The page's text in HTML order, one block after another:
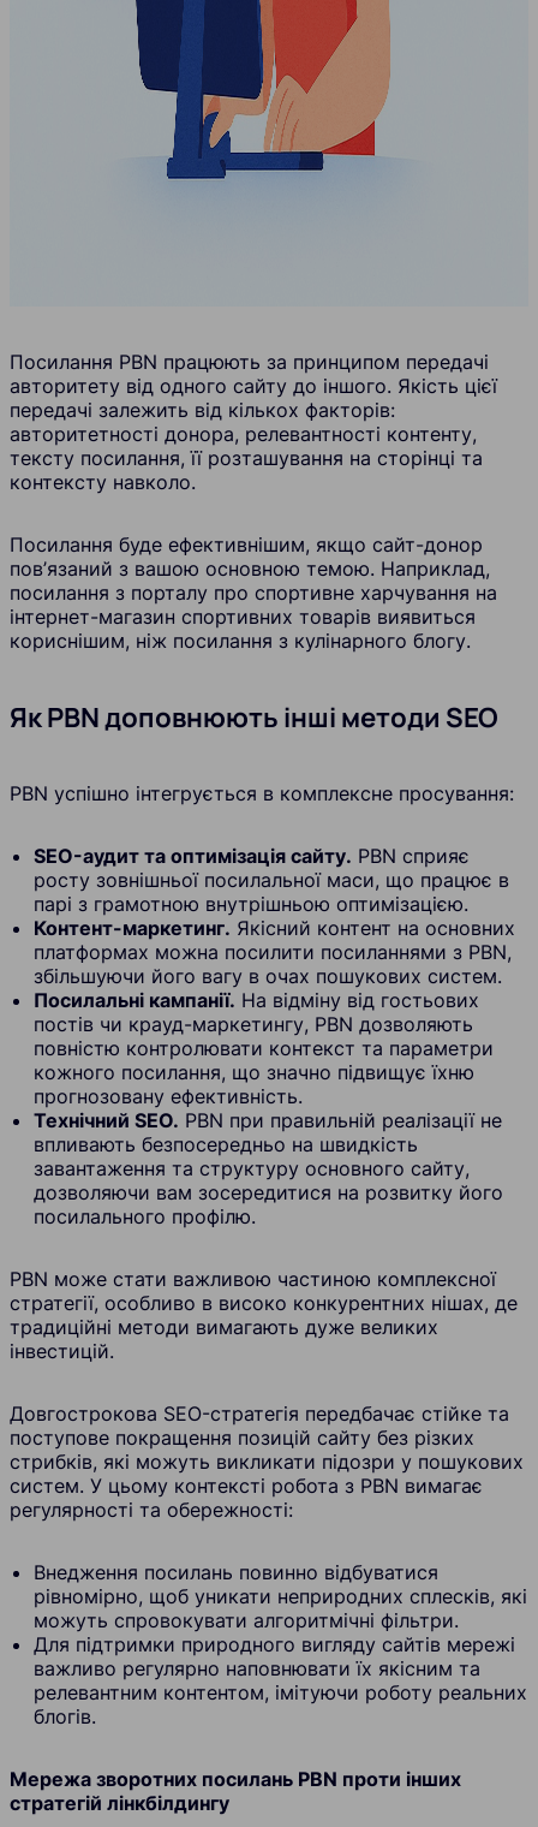
Посилання PBN працюють за принципом передачі
авторитету від одного сайту до іншого. Якість цієї
передачі залежить від кількох факторів:
авторитетності донора, релевантності контенту,
тексту посилання, її розташування на сторінці та
контексту навколо.
Посилання буде ефективнішим, якщо сайт-донор
пов’язаний з вашою основною темою. Наприклад,
посилання з порталу про спортивне харчування на
інтернет-магазин спортивних товарів виявиться
кориснішим, ніж посилання з кулінарного блогу.
Як PBN доповнюють інші методи SEO
PBN успішно інтегрується в комплексне просування:
SEO-аудит та оптимізація сайту. PBN сприяє
росту зовнішньої посилальної маси, що працює в
парі з грамотною внутрішньою оптимізацією.
Контент-маркетинг. Якісний контент на основних
платформах можна посилити посиланнями з PBN,
збільшуючи його вагу в очах пошукових систем.
Посилальні кампанії. На відміну від гостьових
постів чи крауд-маркетингу, PBN дозволяють
повністю контролювати контекст та параметри
кожного посилання, що значно підвищує їхню
прогнозовану ефективність.
Технічний SEO. PBN при правильній реалізації не
впливають безпосередньо на швидкість
завантаження та структуру основного сайту,
дозволяючи вам зосередитися на розвитку його
посилального профілю.
PBN може стати важливою частиною комплексної
стратегії, особливо в високо конкурентних нішах, де
традиційні методи вимагають дуже великих
інвестицій.
Довгострокова SEO-стратегія передбачає стійке та
поступове покращення позицій сайту без різких
стрибків, які можуть викликати підозри у пошукових
систем. У цьому контексті робота з PBN вимагає
регулярності та обережності:
Внедження посилань повинно відбуватися
рівномірно, щоб уникати неприродних сплесків, які
можуть спровокувати алгоритмічні фільтри.
Для підтримки природного вигляду сайтів мережі
важливо регулярно наповнювати їх якісним та
релевантним контентом, імітуючи роботу реальних
блогів.
Мережа зворотних посилань PBN проти інших
стратегій лінкбілдингу